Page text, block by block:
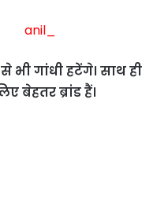
गांधी हटेंगे। साथ
बेहतर ब्रांड हैं।